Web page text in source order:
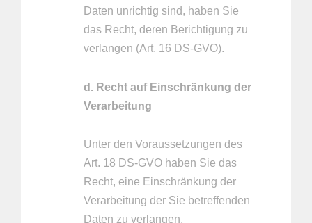
Daten unrichtig sind, haben Sie
das Recht, deren Berichtigung zu
verlangen (Art. 16 DS-GVO).
d. Recht auf Einschränkung der
Verarbeitung
Unter den Voraussetzungen des
Art. 18 DS-GVO haben Sie das
Recht, eine Einschränkung der
Verarbeitung der Sie betreffenden
Daten zu verlangen.